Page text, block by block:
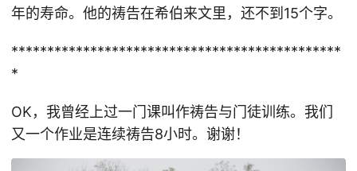
年的寿命。他的祷告在希伯来文里，还不到15个字。
**********************************************
*
OK，我曾经上过一门课叫作祷告与门徒训练。我们
又一个作业是连续祷告8小时。谢谢！